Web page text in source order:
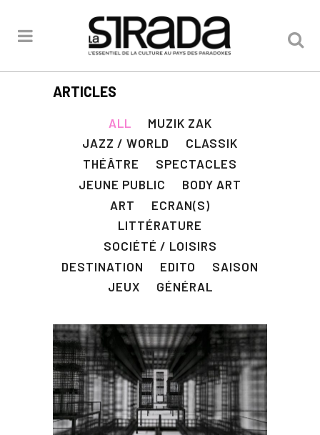
ARTICLES
ALL
MUZIK ZAK
JAZZ / WORLD
CLASSIK
THÉÂTRE
SPECTACLES
JEUNE PUBLIC
BODY ART
ART
ECRAN(S)
LITTÉRATURE
SOCIÉTÉ / LOISIRS
DESTINATION
EDITO
SAISON
JEUX
GÉNÉRAL